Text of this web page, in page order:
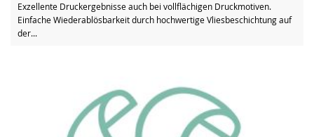
Exzellente Druckergebnisse auch bei vollflächigen Druckmotiven.
Einfache Wiederablösbarkeit durch hochwertige Vliesbeschichtung auf
der...